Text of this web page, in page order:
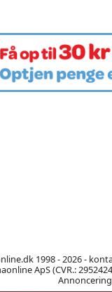
1998 - 2026 -
ApS (CVR.: